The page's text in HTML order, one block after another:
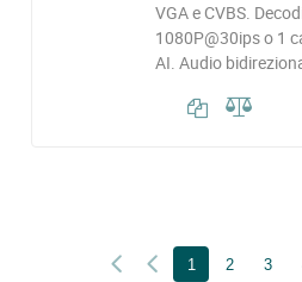
VGA e CVBS.
1080P@30ips o 1
AI. Audio
1 2 3